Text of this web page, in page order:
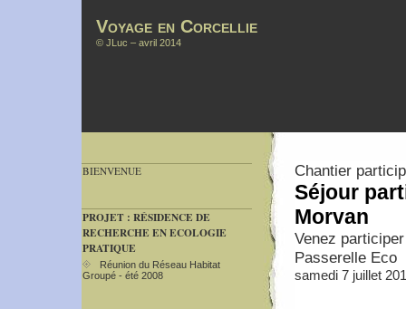
Voyage en Corcellie
© JLuc – avril 2014
Chantier
Séjour
Morvan
Venez
Passerelle Eco
samedi 7 juillet
BIENVENUE
PROJET : RÉSIDENCE DE
RECHERCHE EN ECOLOGIE
PRATIQUE
Réunion du Réseau Habitat
Groupé - été 2008